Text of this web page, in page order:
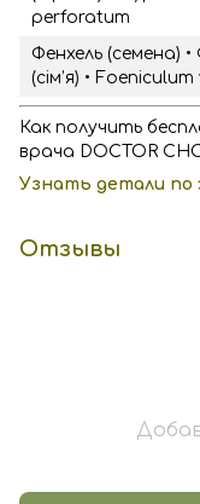
perforatum
Фенхель (семена) •
(сім’я) •
Как получить
врача DOCTOR
Узнать детали по
Отзывы